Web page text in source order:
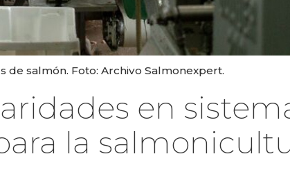
salmón. Foto: Archivo Salmonexpert.
en
la